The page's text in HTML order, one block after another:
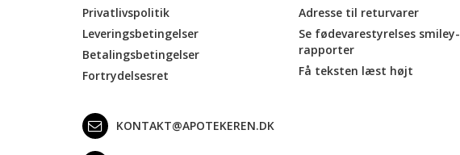
Privatlivspolitik
Leveringsbetingelser
Betalingsbetingelser
Fortrydelsesret
Adresse til returvarer
Se fødevarestyrelses smiley-
rapporter
Få teksten læst højt
KONTAKT@APOTEKEREN.DK